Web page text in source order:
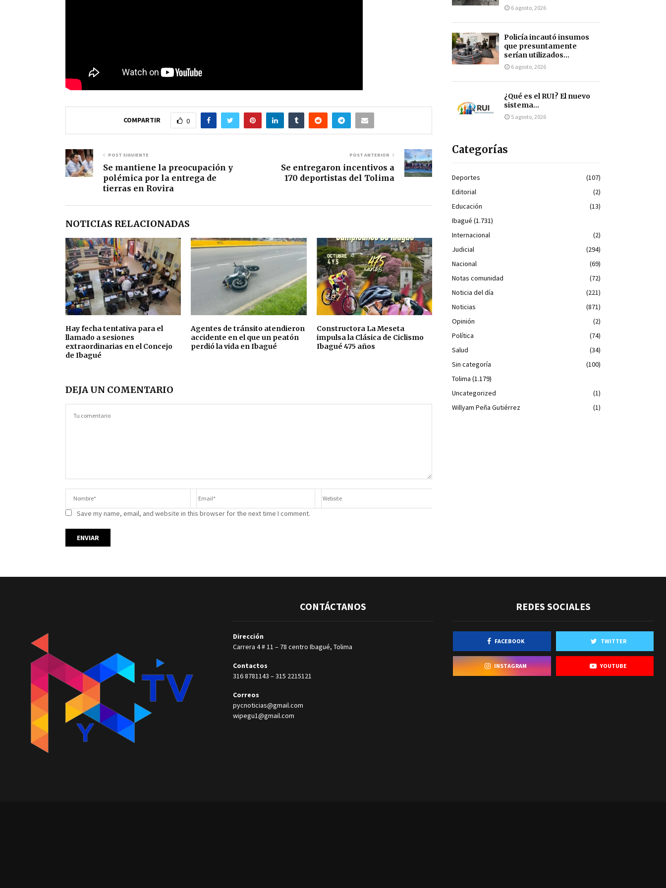
COMPARTIR 0
POST SIGUIENTE
Se mantiene la preocupación y
polémica por la entrega de
tierras en Rovira
POST ANTERIOR
Se entregaron incentivos a
170 deportistas del Tolima
NOTICIAS RELACIONADAS
Hay fecha tentativa para el
llamado a sesiones
extraordinarias en el Concejo
de Ibagué
Agentes de tránsito atendieron
accidente en el que un peatón
perdió la vida en Ibagué
Constructora La Meseta
impulsa la Clásica de Ciclismo
Ibagué 475 años
DEJA UN COMENTARIO
Save my name, email, and website in this browser for the next time I comment.
6 agosto, 2026
Policía incautó insumos
que presuntamente
serían utilizados...
6 agosto, 2026
¿Qué es el RUI? El nuevo
sistema...
5 agosto, 2026
Categorías
Deportes
(107)
Editorial
(2)
Educación
(13)
Ibagué (1.731)
Internacional
(2)
Judicial
(294)
Nacional
(69)
Notas comunidad
(72)
Noticia del día
(221)
Noticias
(871)
Opinión
(2)
Política
(74)
Salud
(34)
Sin categoría
(100)
Tolima (1.179)
Uncategorized
(1)
Willyam Peña Gutiérrez
(1)
CONTÁCTANOS
Dirección
Carrera 4 # 11 – 78 centro Ibagué, Tolima
Contactos
316 8781143 –315 2215121
Correos
pycnoticias@gmail.com
wipegu1@gmail.com
REDES SOCIALES
FACEBOOK TWITTER
INSTAGRAM YOUTUBE